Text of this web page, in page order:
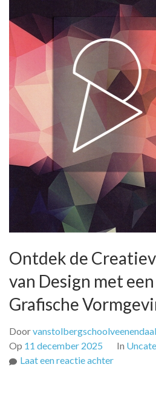
Ontdek de
van Design met
Grafische
Doorvanstolbergschoolveenendaal
Op 11 december 2025 In
Laat een reactie achterop